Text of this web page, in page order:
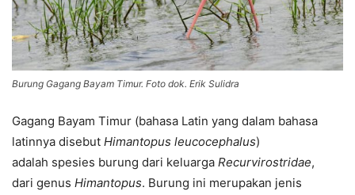
Burung Gagang Bayam Timur. Foto dok. Erik Sulidra
Gagang Bayam Timur (bahasa Latin yang dalam bahasa
latinnya disebut Himantopus leucocephalus)
adalah spesies burung dari keluarga Recurvirostridae,
dari genus Himantopus. Burung ini merupakan jenis